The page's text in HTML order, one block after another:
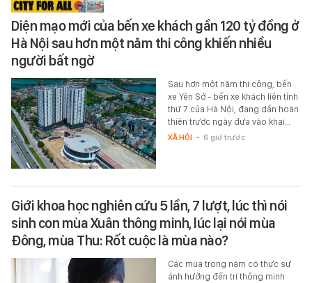
Diện mạo mới của bến xe khách gần 120 tỷ đồng ở
Hà Nội sau hơn một năm thi công khiến nhiều
người bất ngờ
Sau hơn một năm thi công, bến
xe Yên Sở - bến xe khách liên tỉnh
thứ 7 của Hà Nội, đang dần hoàn
thiện trước ngày đưa vào khai…
XÃ HỘI - 6 giờ trước
Giới khoa học nghiên cứu 5 lần, 7 lượt, lúc thì nói
sinh con mùa Xuân thông minh, lúc lại nói mùa
Đông, mùa Thu: Rốt cuộc là mùa nào?
Các mùa trong năm có thực sự
ảnh hưởng đến trí thông minh